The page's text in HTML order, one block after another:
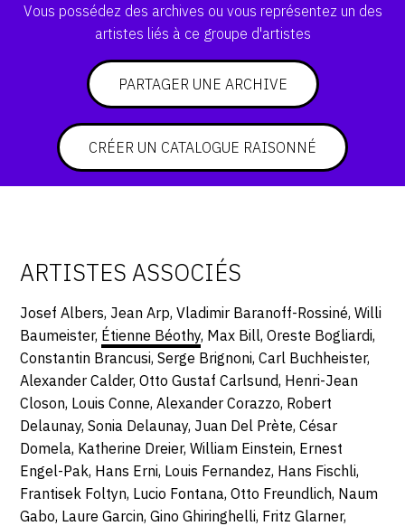
Vous possédez des archives ou vous représentez un des
artistes liés à ce groupe d'artistes
PARTAGER UNE ARCHIVE
CRÉER UN CATALOGUE RAISONNÉ
ARTISTES ASSOCIÉS
Josef Albers, Jean Arp, Vladimir Baranoff-Rossiné, Willi
Baumeister, Étienne Béothy, Max Bill, Oreste Bogliardi,
Constantin Brancusi, Serge Brignoni, Carl Buchheister,
Alexander Calder, Otto Gustaf Carlsund, Henri-Jean
Closon, Louis Conne, Alexander Corazzo, Robert
Delaunay, Sonia Delaunay, Juan Del Prète, César
Domela, Katherine Dreier, William Einstein, Ernest
Engel-Pak, Hans Erni, Louis Fernandez, Hans Fischli,
Frantisek Foltyn, Lucio Fontana, Otto Freundlich, Naum
Gabo, Laure Garcin, Gino Ghiringhelli, Fritz Glarner,